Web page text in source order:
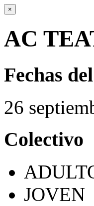
×
AC
Fechas
26
Colectivo
JOVEN